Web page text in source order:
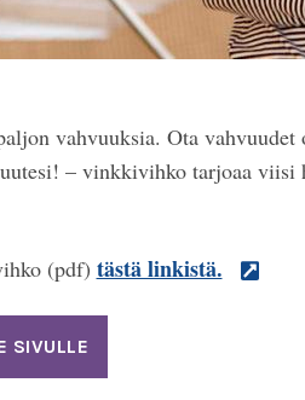
vahvuuksia. Ota
– vinkkivihko tarjoaa viisi
(pdf) tästä linkistä.
SIVULLE